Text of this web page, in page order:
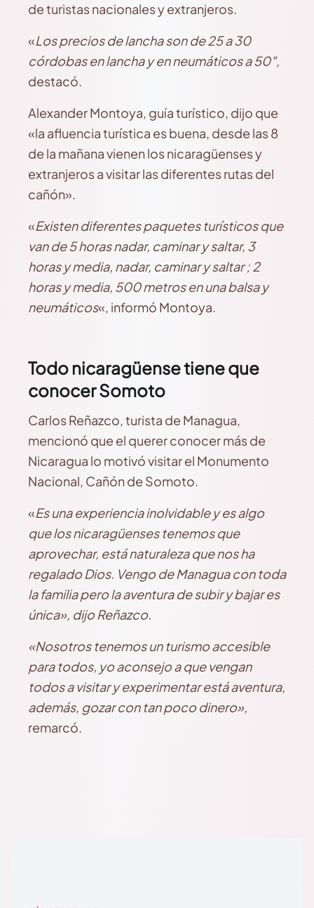
de turistas nacionales y extranjeros.
«Los precios de lancha son de 25 a 30
córdobas en lancha y en neumáticos a 50″,
destacó.
Alexander Montoya, guía turístico, dijo que
«la afluencia turística es buena, desde las 8
de la mañana vienen los nicaragüenses y
extranjeros a visitar las diferentes rutas del
cañón».
«Existen diferentes paquetes turísticos que
van de 5 horas nadar, caminar y saltar, 3
horas y media, nadar, caminar y saltar ; 2
horas y media, 500 metros en una balsa y
neumáticos«, informó Montoya.
Todo nicaragüense tiene que
conocer Somoto
Carlos Reñazco, turista de Managua,
mencionó que el querer conocer más de
Nicaragua lo motivó visitar el Monumento
Nacional, Cañón de Somoto.
«Es una experiencia inolvidable y es algo
que los nicaragüenses tenemos que
aprovechar, está naturaleza que nos ha
regalado Dios. Vengo de Managua con toda
la familia pero la aventura de subir y bajar es
única», dijo Reñazco.
«Nosotros tenemos un turismo accesible
para todos, yo aconsejo a que vengan
todos a visitar y experimentar está aventura,
además, gozar con tan poco dinero»,
remarcó.